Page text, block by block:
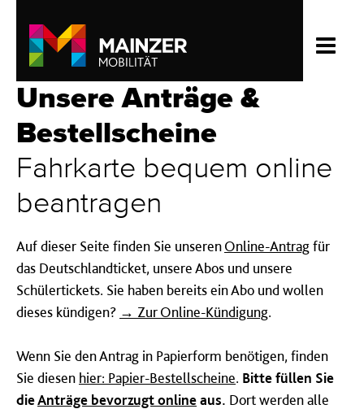
Unsere Anträge &
Bestellscheine
Fahrkarte bequem online
beantragen
Auf dieser Seite finden Sie unserenOnline-Antragfür
das Deutschlandticket, unsere Abos und unsere
Schülertickets. Sie haben bereits ein Abo und wollen
dieses kündigen? → Zur Online-Kündigung.
Wenn Sie den Antrag in Papierform benötigen, finden
Sie diesen hier: Papier-Bestellscheine. Bitte füllen Sie
dieAnträge bevorzugt onlineaus. Dort werden alle